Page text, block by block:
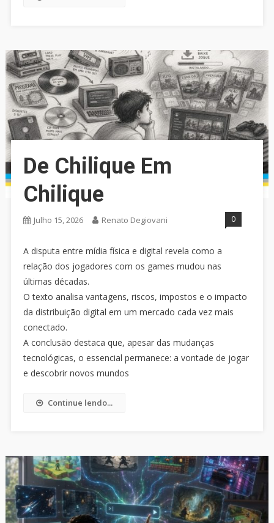
De Chilique Em
Chilique
Julho 15, 2026 Renato Degiovani 0
A disputa entre mídia física e digital revela como a
relação dos jogadores com os games mudou nas
últimas décadas.
O texto analisa vantagens, riscos, impostos e o impacto
da distribuição digital em um mercado cada vez mais
conectado.
A conclusão destaca que, apesar das mudanças
tecnológicas, o essencial permanece: a vontade de jogar
e descobrir novos mundos
Continue lendo...